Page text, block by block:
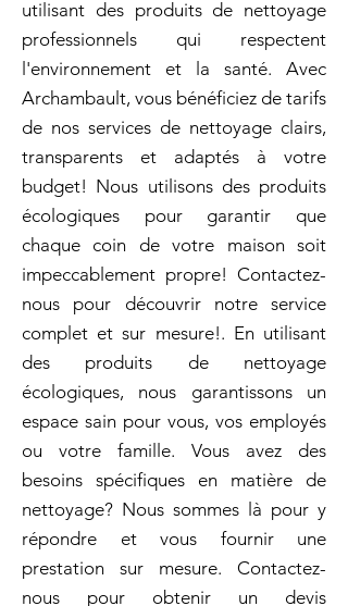
utilisant des produits de nettoyage
professionnels qui respectent
l'environnement et la santé. Avec
Archambault, vous bénéficiez de tarifs
de nos services de nettoyage clairs,
transparents et adaptés à votre
budget! Nous utilisons des produits
écologiques pour garantir que
chaque coin de votre maison soit
impeccablement propre! Contactez-
nous pour découvrir notre service
complet et sur mesure!. En utilisant
des produits de nettoyage
écologiques, nous garantissons un
espace sain pour vous, vos employés
ou votre famille. Vous avez des
besoins spécifiques en matière de
nettoyage? Nous sommes là pour y
répondre et vous fournir une
prestation sur mesure. Contactez-
nous pour obtenir un devis